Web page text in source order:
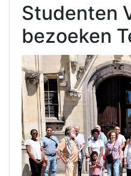
Studenten
bezoeken